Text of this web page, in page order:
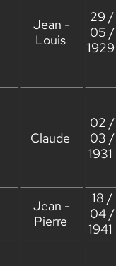
Jean -
Louis
29 /
05 /
1929
Claude
02 /
03 /
1931
Jean -
Pierre
18 /
04 /
1941